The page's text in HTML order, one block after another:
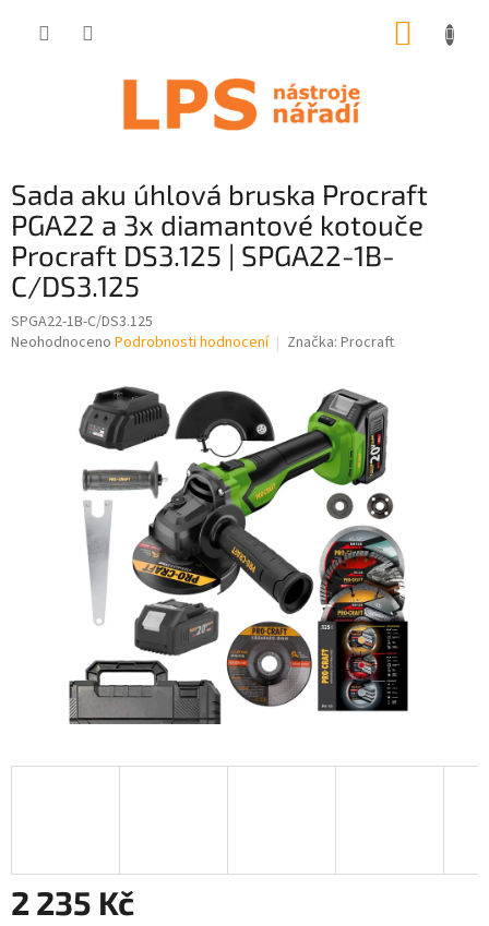
Sada aku úhlová bruska Procraft
PGA22 a 3x diamantové kotouče
Procraft DS3.125 | SPGA22-1B-
C/DS3.125
SPGA22-1B-C/DS3.125
Průměrné
Neohodnoceno Podrobnosti hodnocení Značka: Procraft
2 235 Kč